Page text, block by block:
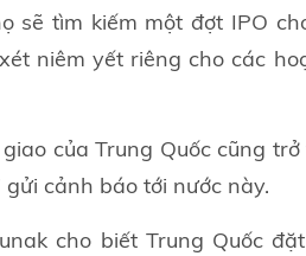
sẽ tìm kiếm một đợt IPO
niêm yết riêng cho các
của Trung Quốc cũng
cảnh báo tới nước này.
cho biết Trung Quốc